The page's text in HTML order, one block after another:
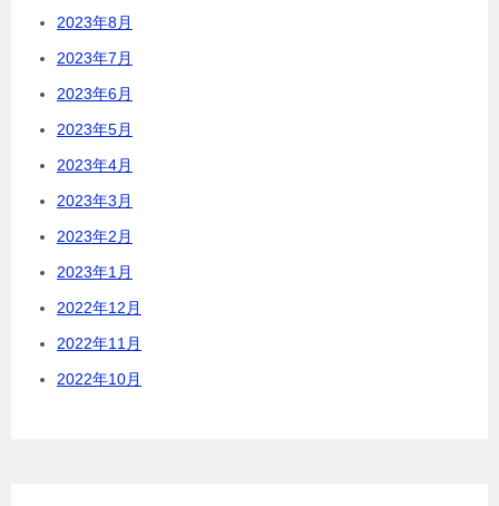
2023年8月
2023年7月
2023年6月
2023年5月
2023年4月
2023年3月
2023年2月
2023年1月
2022年12月
2022年11月
2022年10月